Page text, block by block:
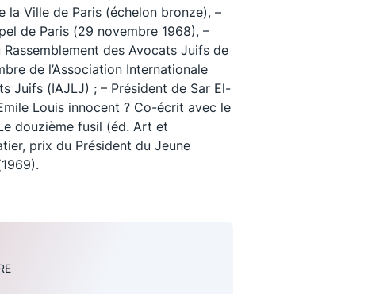
la Ville de Paris (échelon bronze), –
de Paris (29 novembre 1968), –
des Avocats Juifs de
de l’Association Internationale
Juifs (IAJLJ) ; – Président de Sar El-
Louis innocent ? Co-écrit avec le
douzième fusil (éd. Art et
prix du Président du Jeune
Suivez-nous